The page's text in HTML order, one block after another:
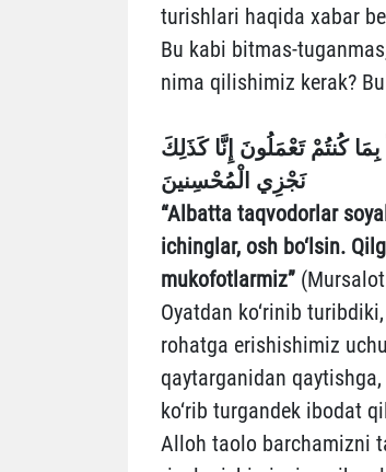
turishlari haqida xabar
Bu kabi bitmas-
nima qilishimiz kerak?
بِمَا كُنتُمْ تَعْمَلُونَ إِنَّا كَذَلِكَ
نَجْزِي الْمُحْسِنينَ
“Albatta taqvodorlar
ichinglar, osh bo‘lsin.
mukofotlarmiz”
Oyatdan ko‘rinib
rohatga erishishimiz
qaytarganidan
ko‘rib turgandek ibodat
Alloh taolo barchamizni